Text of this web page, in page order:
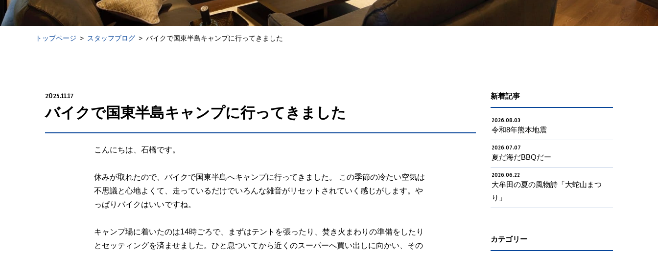
トップページ スタッフブログ バイクで国東半島キャンプに行ってきました
2025.11.17
バイクで国東半島キャンプに行ってきました
こんにちは、石橋です。
休みが取れたので、バイクで国東半島へキャンプに行ってきました。 この季節の冷たい空気は
不思議と心地よくて、走っているだけでいろんな雑音がリセットされていく感じがします。や
っぱりバイクはいいですね。
キャンプ場に着いたのは14時ごろで、まずはテントを張ったり、焚き火まわりの準備をしたり
とセッティングを済ませました。ひと息ついてから近くのスーパーへ買い出しに向かい、その
新着記事
2026.08.03
令和8年熊本地震
2026.07.07
夏だ海だBBQだー
2026.06.22
大牟田の夏の風物詩「大蛇山まつ
り」
カテゴリー